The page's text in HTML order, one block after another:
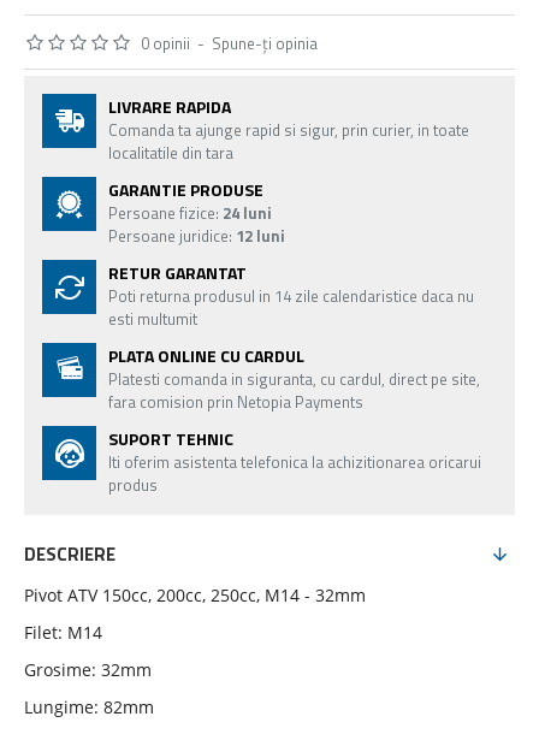
0 opinii - Spune-ţi opinia
LIVRARE RAPIDA
Comanda ta ajunge rapid si sigur, prin curier, in toate
localitatile din tara
GARANTIE PRODUSE
Persoane fizice: 24 luni
Persoane juridice: 12 luni
RETUR GARANTAT
Poti returna produsul in 14 zile calendaristice daca nu
esti multumit
PLATA ONLINE CU CARDUL
Platesti comanda in siguranta, cu cardul, direct pe site,
fara comision prin Netopia Payments
SUPORT TEHNIC
Iti oferim asistenta telefonica la achizitionarea oricarui
produs
DESCRIERE
Pivot ATV 150cc, 200cc, 250cc, M14 - 32mm
Filet: M14
Grosime: 32mm
Lungime: 82mm